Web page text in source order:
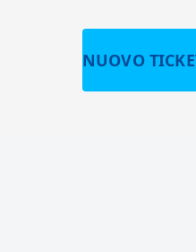
NUOVO